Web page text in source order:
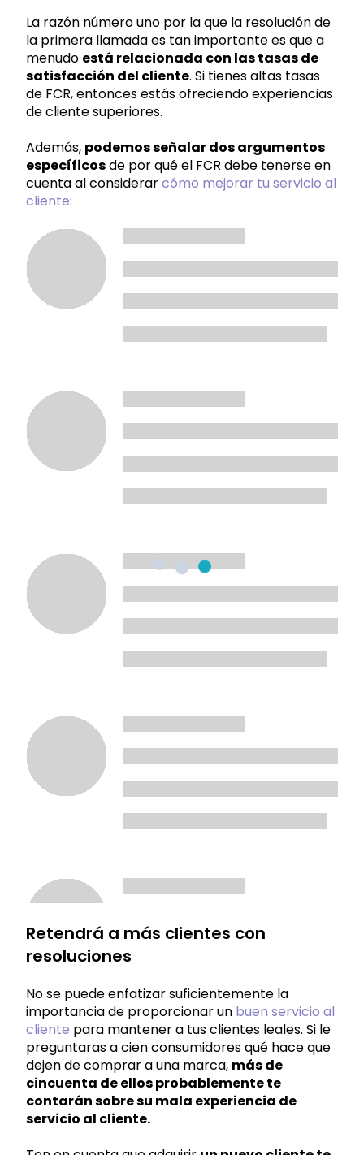
La razón número uno por la que la resolución de
la primera llamada es tan importante es que a
menudo está relacionada con las tasas de
satisfacción del cliente. Si tienes altas tasas
de FCR, entonces estás ofreciendo experiencias
de cliente superiores.
Además, podemos señalar dos argumentos
específicosde por qué el FCR debe tenerse en
cuenta al considerarcómo mejorar tu servicio al
cliente:
Retendrá a más clientes con
resoluciones
No se puede enfatizar suficientemente la
importancia de proporcionar un buen servicio al
cliente para mantener a tus clientes leales. Si le
preguntaras a cien consumidores qué hace que
dejen de comprar a una marca, más de
cincuenta de ellos probablemente te
contarán sobre su mala experiencia de
servicio al cliente.